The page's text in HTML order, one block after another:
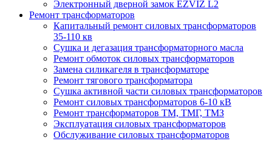
Электронный дверной замок EZVIZ L2
Ремонт трансформаторов
Капитальный ремонт силовых трансформаторов
35-110 кв
Сушка и дегазация трансформаторного масла
Ремонт обмоток силовых трансформаторов
Замена силикагеля в трансформаторе
Ремонт тягового трансформатора
Сушка активной части силовых трансформаторов
Ремонт силовых трансформаторов 6-10 кВ
Ремонт трансформаторов ТМ, ТМГ, ТМЗ
Эксплуатация силовых трансформаторов
Обслуживание силовых трансформаторов